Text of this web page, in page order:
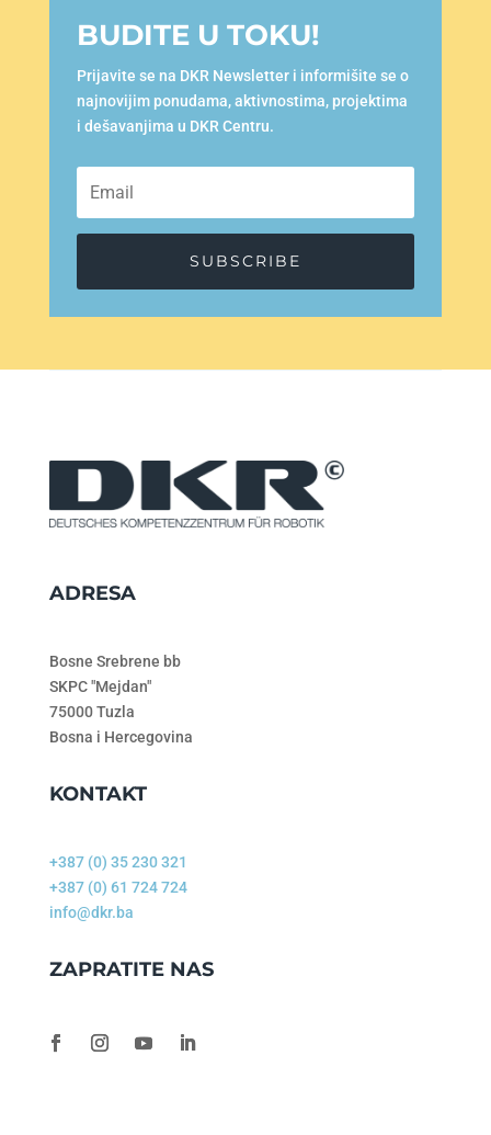
BUDITE U TOKU!
Prijavite se na DKR Newsletter i informišite se o
najnovijim ponudama, aktivnostima, projektima
i dešavanjima u DKR Centru.
SUBSCRIBE
ADRESA
Bosne Srebrene bb
SKPC "Mejdan"
75000 Tuzla
Bosna i Hercegovina
KONTAKT
+387 (0) 35 230 321
+387 (0) 61 724 724
info@dkr.ba
ZAPRATITE NAS